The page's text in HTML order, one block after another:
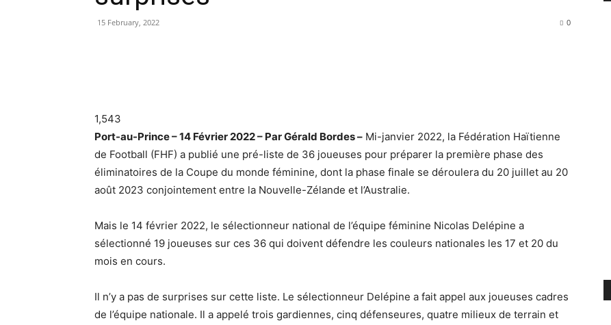
15 February, 2022 0
1,543
Port-au-Prince – 14 Février 2022 – Par Gérald Bordes – Mi-janvier 2022, la Fédération Haïtienne
de Football (FHF) a publié une pré-liste de 36 joueuses pour préparer la première phase des
éliminatoires de la Coupe du monde féminine, dont la phase finale se déroulera du 20 juillet au 20
août 2023 conjointement entre la Nouvelle-Zélande et l’Australie.
Mais le 14 février 2022, le sélectionneur national de l’équipe féminine Nicolas Delépine a
sélectionné 19 joueuses sur ces 36 qui doivent défendre les couleurs nationales les 17 et 20 du
mois en cours.
Il n’y a pas de surprises sur cette liste. Le sélectionneur Delépine a fait appel aux joueuses cadres
de l’équipe nationale. Il a appelé trois gardiennes, cinq défenseures, quatre milieux de terrain et